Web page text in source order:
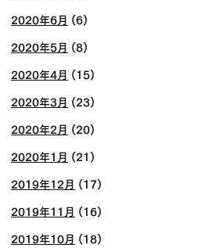
2020年6月 (6)
2020年5月 (8)
2020年4月 (15)
2020年3月 (23)
2020年2月 (20)
2020年1月 (21)
2019年12月 (17)
2019年11月 (16)
2019年10月 (18)